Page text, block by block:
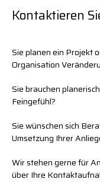
Kontaktieren
Sie planen ein Projekt
Organisation
Sie brauchen
Feingefühl?
Sie wünschen sich
Umsetzung Ihrer
Wir stehen gerne für
über Ihre